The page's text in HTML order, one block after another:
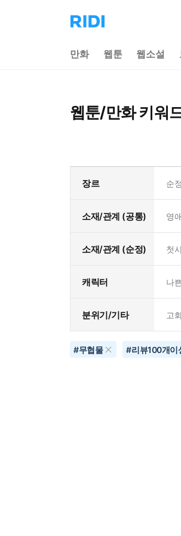
리
디
으
만화 웹툰 웹소설
웹툰/만화 키워
장르 순
소재/관계 (공통) 영
소재/관계 (순정) 첫
캐릭터 나
분위기/기타 고
#무협물 #리뷰100개이